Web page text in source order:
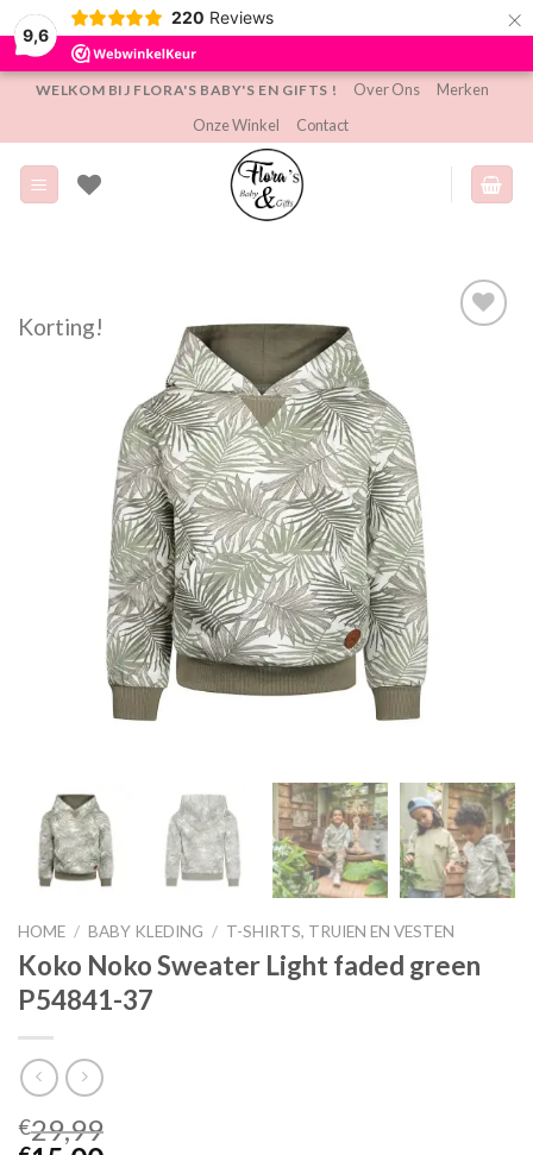
9,6
220 Reviews ×
inhoud
WELKOM BIJ FLORA'S BABY'S EN GIFTS ! Over Ons
Merken
Onze Winkel
Contact
Korting!
HOME / BABY KLEDING / T-SHIRTS, TRUIEN EN VESTEN
Koko Noko Sweater Light faded green
P54841-37
€29,99